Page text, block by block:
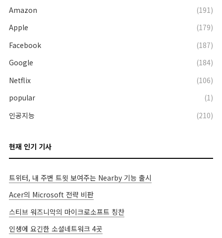
Amazon
(191)
Apple
(179)
Facebook
(187)
Google
(184)
Netflix
(106)
popular
(1)
인공지능
(210)
현재 인기 기사
트위터, 내 주변 트윗 보여주는 Nearby 기능 출시
Acer의 Microsoft 전략 비판
스티브 워즈니악의 마이크로소프트 칭찬
인생에 요긴한 소셜네트워크 4곳